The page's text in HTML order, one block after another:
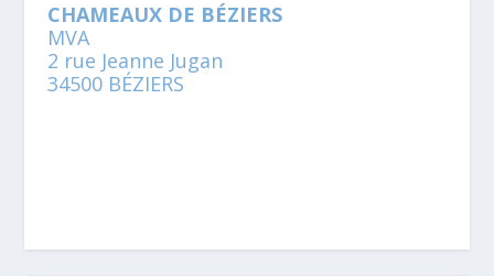
CHAMEAUX DE BÉZIERS
MVA
2 rue Jeanne Jugan
34500 BÉZIERS